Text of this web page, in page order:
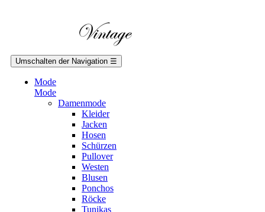
Umschalten der Navigation ☰
Mode
Mode
Damenmode
Kleider
Jacken
Hosen
Schürzen
Pullover
Westen
Blusen
Ponchos
Röcke
Tunikas